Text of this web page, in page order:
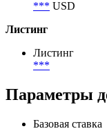
*** USD
Листинг
Листинг
***
Параметры
Базовая ставка